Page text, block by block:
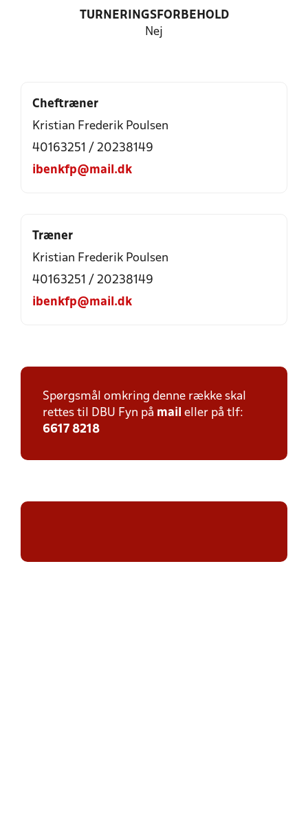
TURNERINGSFORBEHOLD
Nej
Cheftræner
Kristian Frederik Poulsen
40163251 / 20238149
ibenkfp@mail.dk
Træner
Kristian Frederik Poulsen
40163251 / 20238149
ibenkfp@mail.dk
Spørgsmål omkring denne række skal
rettes til DBU Fyn på mail eller på tlf:
6617 8218